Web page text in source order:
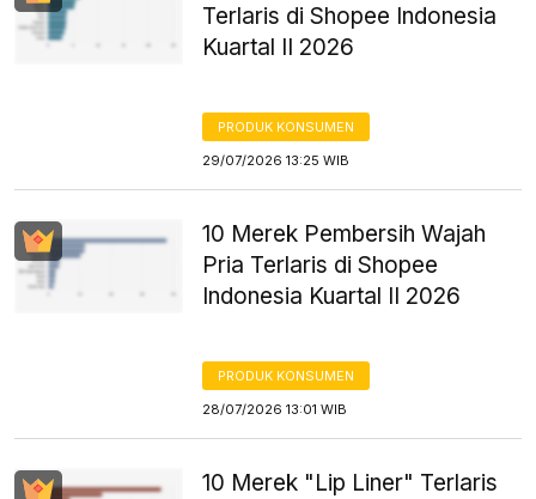
Terlaris di Shopee Indonesia
Kuartal II 2026
PRODUK KONSUMEN
29/07/2026 13:25 WIB
10 Merek Pembersih Wajah
Pria Terlaris di Shopee
Indonesia Kuartal II 2026
PRODUK KONSUMEN
28/07/2026 13:01 WIB
10 Merek "Lip Liner" Terlaris